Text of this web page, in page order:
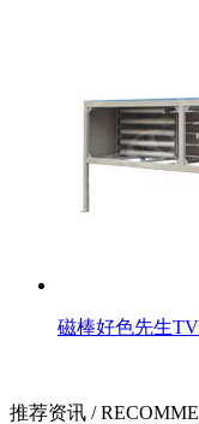
磁棒好色先生
推荐资讯 /